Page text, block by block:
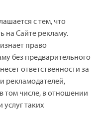
с тем, что
на Сайте рекламу.
право
без предварительного
ответственности за
рекламодателей,
том числе, в отношении
таких